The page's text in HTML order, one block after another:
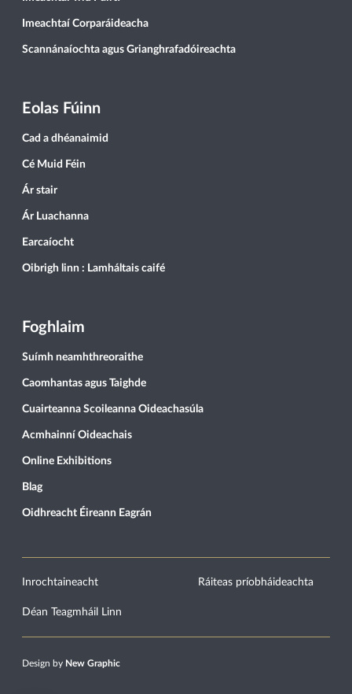
Imeachtaí Corparáideacha
Scannánaíochta agus Grianghrafadóireachta
Eolas Fúinn
Cad a dhéanaimid
Cé Muid Féin
Ár stair
Ár Luachanna
Earcaíocht
Oibrigh linn : Lamháltais caifé
Foghlaim
Suímh neamhthreoraithe
Caomhantas agus Taighde
Cuairteanna Scoileanna Oideachasúla
Acmhainní Oideachais
Online Exhibitions
Blag
Oidhreacht Éireann Eagrán
Inrochtaineacht Ráiteas príobháideachta
Déan Teagmháil Linn
Design by New Graphic